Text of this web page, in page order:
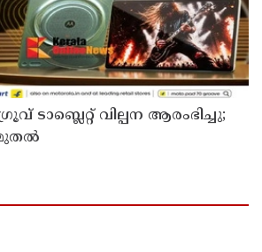
ടാബ്ലെറ്റ് വില്പന ആരംഭിച്ചു;
മുതൽ